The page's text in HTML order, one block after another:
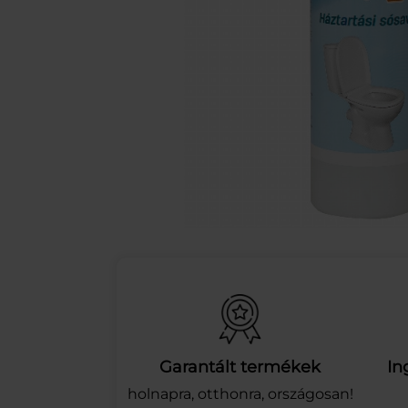
Garantált termékek
holnapra, otthonra, országosan!